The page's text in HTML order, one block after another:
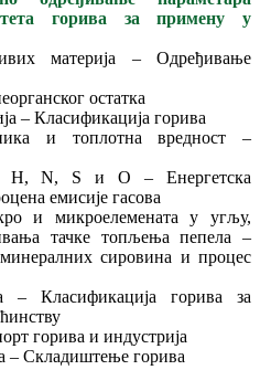
горива за примену у
материја – Одређивање
остатка
– Класификација горива
и топлотна вредност –
H, N, S и O – Енергетска
емисије гасова
и микроелемената у угљу,
тачке топљења пепела –
минералних сировина и процес
– Класификација горива за
горива и индустрија
– Складиштење горива